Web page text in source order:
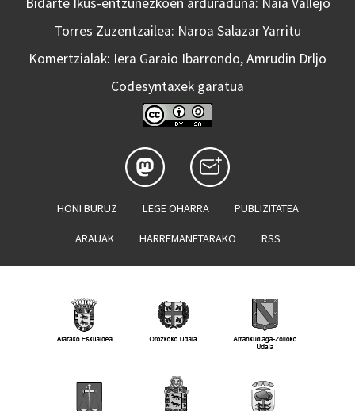
Torres Zuzentzailea: Naroa Salazar Yarritu
Komertzialak: Iera Garaio Ibarrondo, Amrudin Drljo
Codesyntaxek garatua
HONI BURUZ LEGE OHARRA PUBLIZITATEA
ARAUAK HARREMANETARAKO RSS